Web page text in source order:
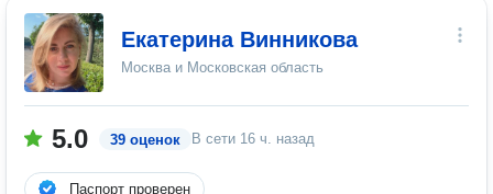
Екатерина Винникова
Москва и Московская область
5.0 39 оценок В сети 16 ч. назад
Паспорт проверен